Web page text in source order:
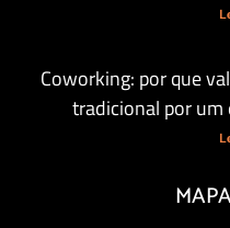
Coworking: por que
tradicional por um